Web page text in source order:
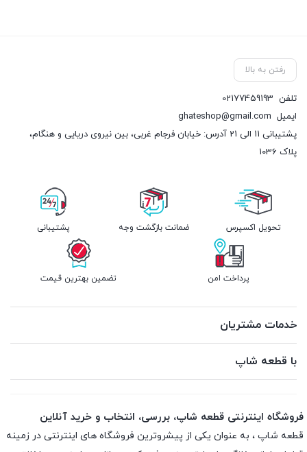
رفتن به بالا
تلفن 02177459193
ایمیل ghateshop@gmail.com
پشتیبانی 11 الی 21 آدرس: خیابان فرجام غربی، بین نیروی دریایی و هنگام،
پلاک 1036
تحویل اکسپرس ضمانت بازگشت وجه پشتیبانی
پرداخت امن تضمین بهترین قیمت
خدمات مشتریان
با قطعه شاپ
فروشگاه اینترنتی قطعه شاپ، بررسی، انتخاب و خرید آنلاین
قطعه شاپ ، به عنوان یکی از پیشروترین فروشگاه های اینترنتی در زمینه